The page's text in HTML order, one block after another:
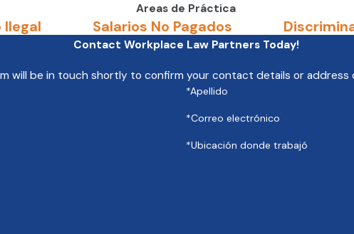
Areas de Práctica
Ilegal Salarios No Pagados
Contact Workplace Law Partners Today!
will be in touch shortly to confirm your contact details or address
*Apellido
*Correo electrónico
*Ubicación donde trabajó